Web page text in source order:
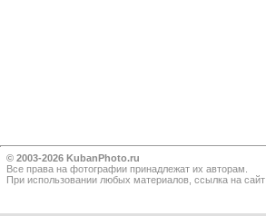
© 2003-2026 KubanPhoto.ru
Все прaва на фотографии принадлежат их авторам.
При использовании любых материалов, ссылка на сайт